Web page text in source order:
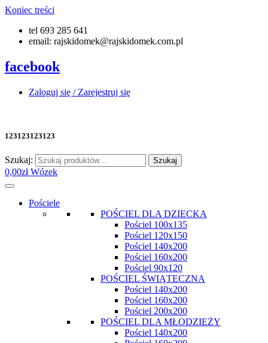
Koniec treści
tel 693 285 641
email: rajskidomek@rajskidomek.com.pl
facebook
Zaloguj się / Zarejestruj się
123123123123
Szukaj: Szukaj
0,00zł Wózek
Pościele
POŚCIEL DLA DZIECKA
Pościel 100x135
Pościel 120x150
Pościel 140x200
Pościel 160x200
Pościel 90x120
POŚCIEL ŚWIĄTECZNA
Pościel 140x200
Pościel 160x200
Pościel 200x200
POŚCIEL DLA MŁODZIEŻY
Pościel 140x200